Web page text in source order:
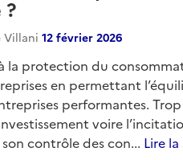
?
Villani 12 février 2026
la protection du
en permettant
performantes.
voire
contrôle des con... Lire